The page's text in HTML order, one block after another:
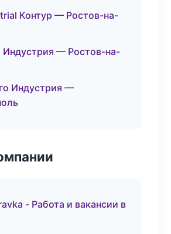
Контур — Ростов-на-
Индустрия — Ростов-на-
Индустрия —
- Работа и вакансии в